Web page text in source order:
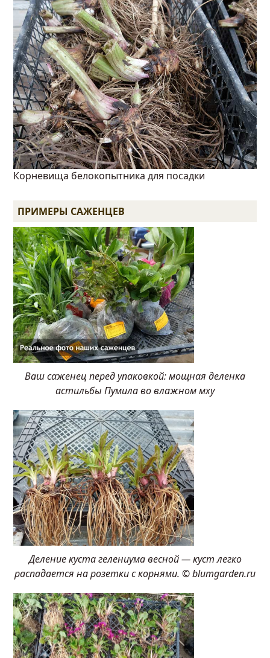
Корневища белокопытника для посадки
ПРИМЕРЫ САЖЕНЦЕВ
Ваш саженец перед упаковкой: мощная деленка
астильбы Пумила во влажном мху
Деление куста гелениума весной — куст легко
распадается на розетки с корнями. © blumgarden.ru